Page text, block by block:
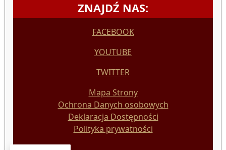
ZNAJDŹ NAS:
FACEBOOK
YOUTUBE
TWITTER
Mapa Strony
Ochrona Danych osobowych
Deklaracja Dostępności
Polityka prywatności